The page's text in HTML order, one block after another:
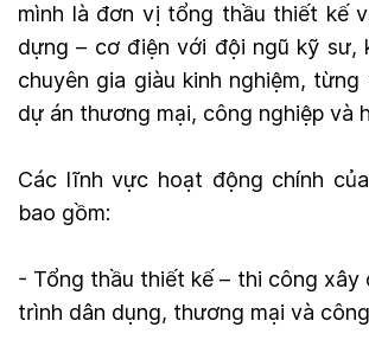
mình là đơn vị tổng thầu thiết kế
dựng – cơ điện với đội ngũ kỹ sư,
chuyên gia giàu kinh nghiệm, từng
dự án thương mại, công nghiệp và
Các lĩnh vực hoạt động chính
bao gồm:
- Tổng thầu thiết kế – thi công xây
trình dân dụng, thương mại và